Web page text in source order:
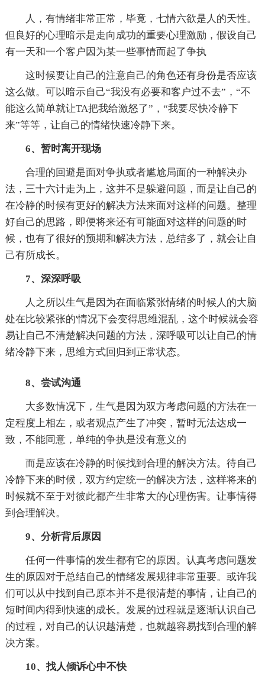
人，有情绪非常正常，毕竟，七情六欲是人的天性。
但良好的心理暗示是走向成功的重要心理激励，假设自己
有一天和一个客户因为某一些事情而起了争执
这时候要让自己的注意自己的角色还有身份是否应该
这么做。可以暗示自己“我没有必要和客户过不去”，“不
能这么简单就让TA把我给激怒了”，“我要尽快冷静下
来”等等，让自己的情绪快速冷静下来。
6、暂时离开现场
合理的回避是面对争执或者尴尬局面的一种解决办
法，三十六计走为上，这并不是躲避问题，而是让自己的
在冷静的时候有更好的解决方法来面对这样的问题。整理
好自己的思路，即便将来还有可能面对这样的问题的时
候，也有了很好的预期和解决方法，总结多了，就会让自
己有所成长。
7、深深呼吸
人之所以生气是因为在面临紧张情绪的时候人的大脑
处在比较紧张的'情况下会变得思维混乱，这个时候就会容
易让自己不清楚解决问题的方法，深呼吸可以让自己的情
绪冷静下来，思维方式回归到正常状态。
8、尝试沟通
大多数情况下，生气是因为双方考虑问题的方法在一
定程度上相左，或者观点产生了冲突，暂时无法达成一
致，不能同意，单纯的争执是没有意义的
而是应该在冷静的时候找到合理的解决方法。待自己
冷静下来的时候，双方约定统一的解决方法，这样将来的
时候就不至于对彼此都产生非常大的心理伤害。让事情得
到合理解决。
9、分析背后原因
任何一件事情的发生都有它的原因。认真考虑问题发
生的原因对于总结自己的情绪发展规律非常重要。或许我
们可以从中找到自己原本并不是很清楚的事情，让自己的
短时间内得到快速的成长。发展的过程就是逐渐认识自己
的过程，对自己的认识越清楚，也就越容易找到合理的解
决方案。
10、找人倾诉心中不快